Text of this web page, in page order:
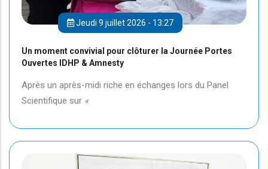
Jeudi 9 juillet 2026 - 13:27
Un moment convivial pour clôturer la Journée Portes
Ouvertes IDHP & Amnesty
Après un après-midi riche en échanges lors du Panel
Scientifique sur «